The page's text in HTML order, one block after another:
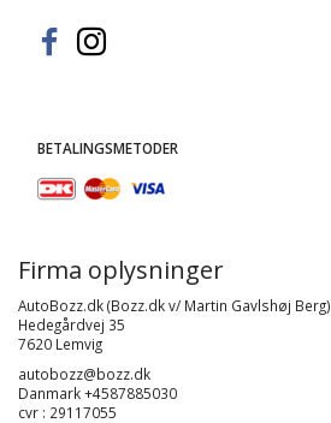
BETALINGSMETODER
Firma oplysninger
AutoBozz.dk (Bozz.dk v/ Martin Gavlshøj Berg)
Hedegårdvej 35
7620 Lemvig
autobozz@bozz.dk
Danmark +4587885030
cvr : 29117055